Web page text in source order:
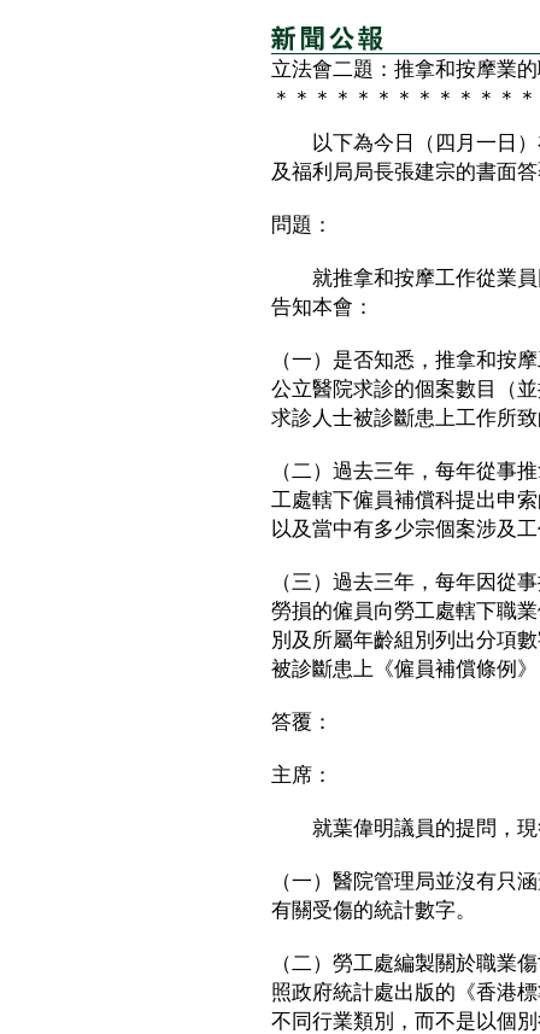
立法會二題：推拿和按摩業
＊＊＊＊＊＊＊＊＊＊＊＊
以下為今日（四月一日）
及福利局局長張建宗的書面
問題：
就推拿和按摩工作從業員
告知本會：
（一）是否知悉，推拿和按
公立醫院求診的個案數目（
求診人士被診斷患上工作所
（二）過去三年，每年從事
工處轄下僱員補償科提出申
以及當中有多少宗個案涉及
（三）過去三年，每年因從
勞損的僱員向勞工處轄下職
別及所屬年齡組別列出分項
被診斷患上《僱員補償條例
答覆：
主席：
就葉偉明議員的提問，現
（一）醫院管理局並沒有只
有關受傷的統計數字。
（二）勞工處編製關於職業
照政府統計處出版的《香港
不同行業類別，而不是以個